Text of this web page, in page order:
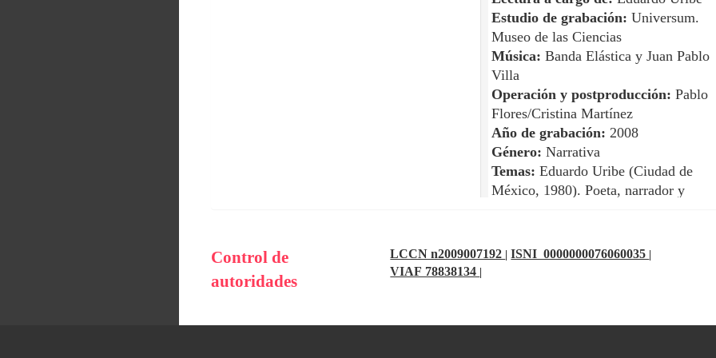
Estudio de grabación: Universum.
Museo de las Ciencias
Música: Banda Elástica y Juan Pablo
Villa
Operación y postproducción: Pablo
Flores/Cristina Martínez
Año de grabación: 2008
Género: Narrativa
Temas: Eduardo Uribe (Ciudad de
México, 1980). Poeta, narrador y
Letras de la UNAM. Ha publicado en
más ancho. 40 poetas jóvenes (1971-
Control de
autoridades
LCCN n2009007192 ISNI 0000000076060035
VIAF 78838134